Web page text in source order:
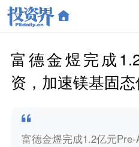
富德金煜完成
资，加速镁基固
富德金煜完成1.2亿元